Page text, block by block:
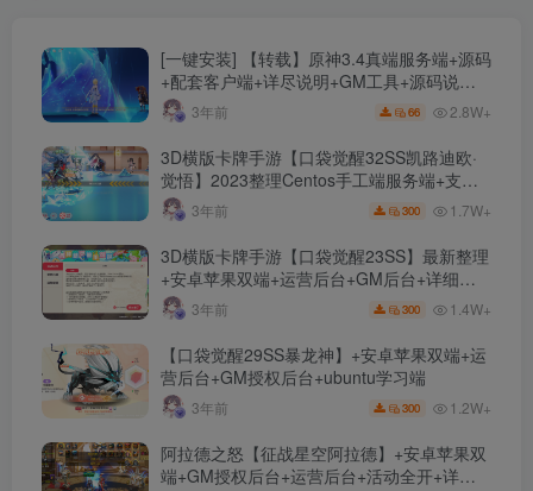
[一键安装] 【转载】原神3.4真端服务端+源码
+配套客户端+详尽说明+GM工具+源码说明
文件3年前 66 2.8W+
3D横版卡牌手游【口袋觉醒32SS凯路迪欧·
觉悟】2023整理Centos手工端服务端+支付
对接+安卓苹果双端+运营后台+GM授权后台
+代理后台
3年前 300 1.7W+
3D横版卡牌手游【口袋觉醒23SS】最新整理
+安卓苹果双端+运营后台+GM后台+详细搭
建教程3年前 300 1.4W+
【口袋觉醒29SS暴龙神】+安卓苹果双端+运
营后台+GM授权后台+ubuntu学习端
3年前 300 1.2W+
阿拉德之怒【征战星空阿拉德】+安卓苹果双
端+GM授权后台+运营后台+活动全开+详细